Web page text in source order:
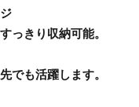
っきり収納可能。
でも活躍します。